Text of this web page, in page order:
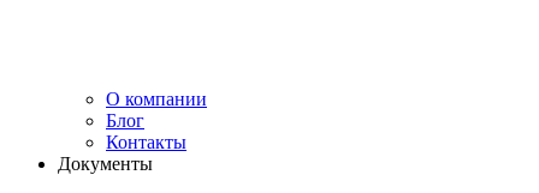
О компании
Блог
Контакты
Документы